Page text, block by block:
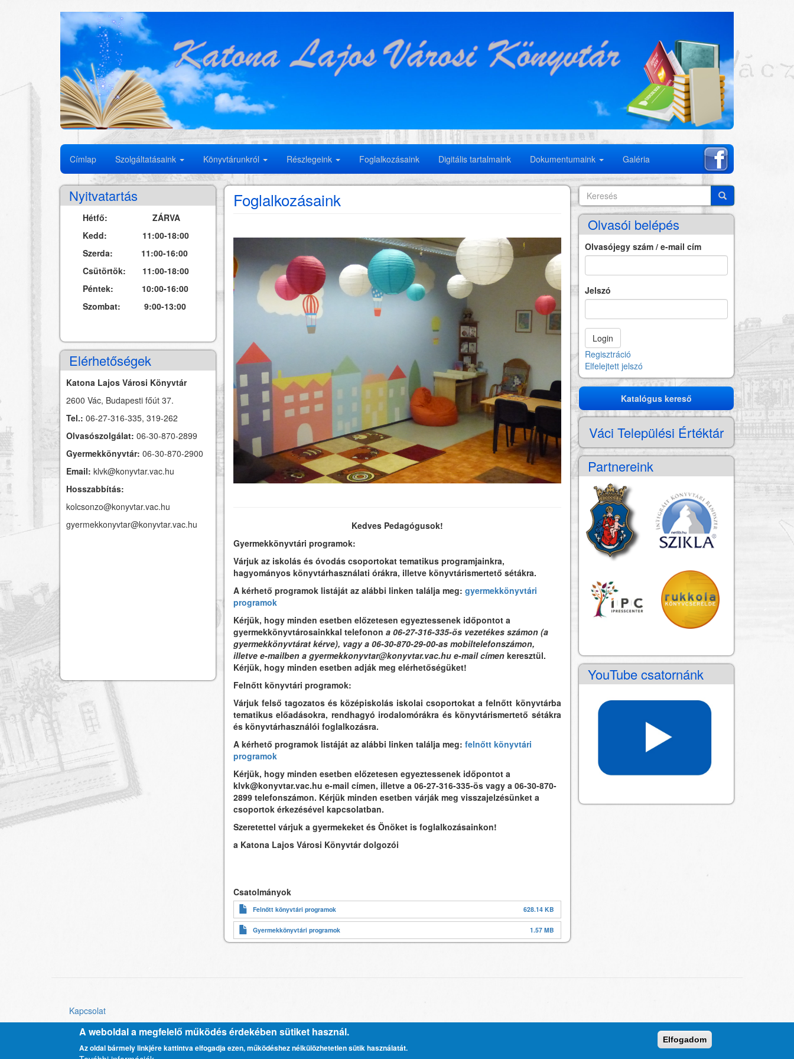
Fő
navigáció
Címlap Szolgáltatásaink Könyvtárunkról Részlegeink Foglalkozásaink Digitális tartalmaink Dokumentumaink Galéria
Nyitvatartás
Hétfő: ZÁRVA
Kedd: 11:00-18:00
Szerda: 11:00-16:00
Csütörtök: 11:00-18:00
Péntek: 10:00-16:00
Szombat: 9:00-13:00
Elérhetőségek
Katona Lajos Városi Könyvtár
2600 Vác, Budapesti főút 37.
Tel.: 06-27-316-335, 319-262
Olvasószolgálat: 06-30-870-2899
Gyermekkönyvtár: 06-30-870-2900
Email: klvk@konyvtar.vac.hu
Hosszabbítás:
kolcsonzo@konyvtar.vac.hu
gyermekkonyvtar@konyvtar.vac.hu
Foglalkozásaink
Kedves Pedagógusok!
Gyermekkönyvtári programok:
Várjuk az iskolás és óvodás csoportokat tematikus programjainkra,
hagyományos könyvtárhasználati órákra, illetve könyvtárismertető sétákra.
A kérhető programok listáját az alábbi linken találja meg: gyermekkönyvtári
programok
Kérjük, hogy minden esetben előzetesen egyeztessenek időpontot a
gyermekkönyvtárosainkkal telefonon a 06-27-316-335-ös vezetékes számon (a
gyermekkönyvtárat kérve), vagy a 06-30-870-29-00-as mobiltelefonszámon,
illetve e-mailben a gyermekkonyvtar@konyvtar.vac.hu e-mail címenkeresztül.
Kérjük, hogy minden esetben adják meg elérhetőségüket!
Felnőtt könyvtári programok:
Várjuk felső tagozatos és középiskolás iskolai csoportokat a felnőtt könyvtárba
tematikus előadásokra, rendhagyó irodalomórákra és könyvtárismertető sétákra
és könyvtárhasználói foglalkozásra.
A kérhető programok listáját az alábbi linken találja meg: felnőtt könyvtári
programok
Kérjük, hogy minden esetben előzetesen egyeztessenek időpontot a
klvk@konyvtar.vac.hu e-mail címen, illetve a 06-27-316-335-ös vagy a 06-30-870-
2899 telefonszámon. Kérjük minden esetben várják meg visszajelzésünket a
csoportok érkezésével kapcsolatban.
Szeretettel várjuk a gyermekeket és Önöket is foglalkozásainkon!
a Katona Lajos Városi Könyvtár dolgozói
Csatolmányok
Felnőtt könyvtári programok 628.14 KB
Gyermekkönyvtári programok 1.57 MB
Search
Keresés Keresés
Olvasói belépés
Olvasójegy szám / e-mail cím
Jelszó
Regisztráció
Elfelejtett jelszó
Katalógus
kereső
Katalógus kereső
Váci Települési Értéktár
Partnereink
YouTube csatornánk
Lábléc
menü
Kapcsolat
Adatkezelési tájékoztató
A weboldal a megfelelő működés érdekében sütiket használ.
Az oldal bármely linkjére kattintva elfogadja ezen, működéshez nélkülözhetetlen sütik használatát.
Elfogadom